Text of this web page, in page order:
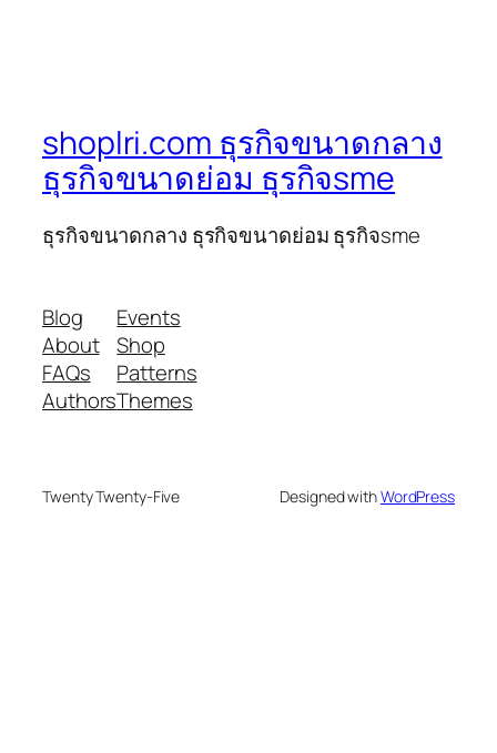
shoplri.com ธุรกิจขนาดกลาง
ธุรกิจขนาดย่อม ธุรกิจsme
ธุรกิจขนาดกลาง ธุรกิจขนาดย่อม ธุรกิจsme
Blog
About
FAQs
Authors
Events
Shop
Patterns
Themes
Twenty Twenty-Five Designed withWordPress